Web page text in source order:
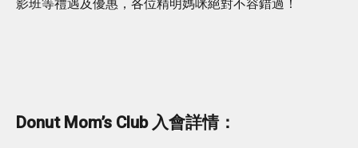
影班等禮遇及優惠，各位精明媽咪絕對不容錯過！
Donut Mom’s Club 入會詳情：